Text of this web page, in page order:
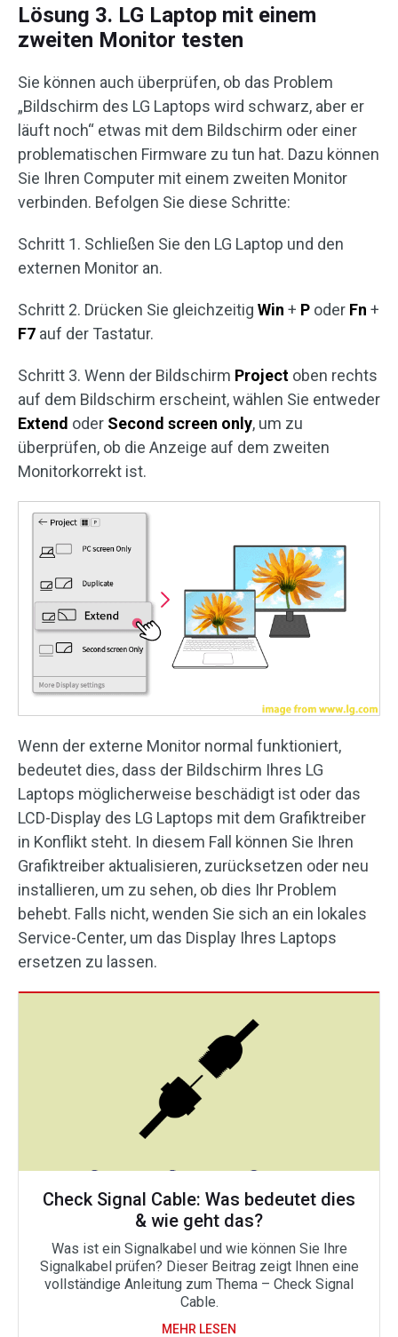
Lösung 3. LG Laptop mit einem
zweiten Monitor testen
Sie können auch überprüfen, ob das Problem
„Bildschirm des LG Laptops wird schwarz, aber er
läuft noch“ etwas mit dem Bildschirm oder einer
problematischen Firmware zu tun hat. Dazu können
Sie Ihren Computer mit einem zweiten Monitor
verbinden. Befolgen Sie diese Schritte:
Schritt 1. Schließen Sie den LG Laptop und den
externen Monitor an.
Schritt 2. Drücken Sie gleichzeitig Win + P oder Fn +
F7 auf der Tastatur.
Schritt 3. Wenn der Bildschirm Project oben rechts
auf dem Bildschirm erscheint, wählen Sie entweder
Extend oder Second screen only, um zu
überprüfen, ob die Anzeige auf dem zweiten
Monitorkorrekt ist.
Wenn der externe Monitor normal funktioniert,
bedeutet dies, dass der Bildschirm Ihres LG
Laptops möglicherweise beschädigt ist oder das
LCD-Display des LG Laptops mit dem Grafiktreiber
in Konflikt steht. In diesem Fall können Sie Ihren
Grafiktreiber aktualisieren, zurücksetzen oder neu
installieren, um zu sehen, ob dies Ihr Problem
behebt. Falls nicht, wenden Sie sich an ein lokales
Service-Center, um das Display Ihres Laptops
ersetzen zu lassen.
Check Signal Cable: Was bedeutet dies
& wie geht das?
Was ist ein Signalkabel und wie können Sie Ihre
Signalkabel prüfen? Dieser Beitrag zeigt Ihnen eine
vollständige Anleitung zum Thema – Check Signal
Cable.
MEHR LESEN